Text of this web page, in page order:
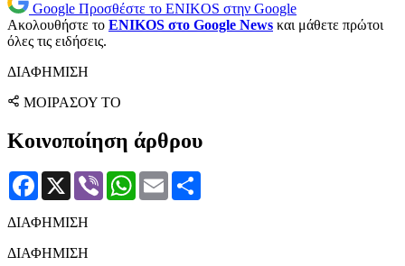
Google Προσθέστε το ENIKOS στην Google
Ακολουθήστε το ENIKOS στο Google News και μάθετε πρώτοι
όλες τις ειδήσεις.
ΔΙΑΦΗΜΙΣΗ
ΜΟΙΡΑΣΟΥ ΤΟ
Κοινοποίηση άρθρου
Facebook
X Viber WhatsApp
Email
ΔΙΑΦΗΜΙΣΗ
ΔΙΑΦΗΜΙΣΗ